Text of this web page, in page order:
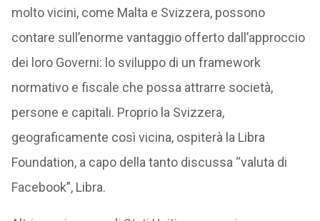
molto vicini, come Malta e Svizzera, possono
contare sull’enorme vantaggio offerto dall’approccio
dei loro Governi: lo sviluppo di un framework
normativo e fiscale che possa attrarre società,
persone e capitali. Proprio la Svizzera,
geograficamente così vicina, ospiterà la Libra
Foundation, a capo della tanto discussa “valuta di
Facebook”, Libra.